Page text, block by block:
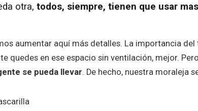
otra, todos, siempre, tienen que usar
aumentar aquí más detalles. La importancia
quedes en ese espacio sin ventilación, mejor.
se pueda llevar. De hecho, nuestra moraleja